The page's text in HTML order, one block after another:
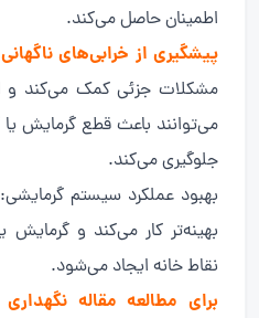
اطمینان حاصل می‌کند.
پیشگیری از خرابی‌های ناگهانی
مشکلات جزئی کمک می‌کند و از
می‌توانند باعث قطع گرمایش
جلوگیری می‌کند.
بهبود عملکرد سیستم
بهینه‌تر کار می‌کند و گرمایش
نقاط خانه ایجاد می‌شود.
برای مطالعه مقاله